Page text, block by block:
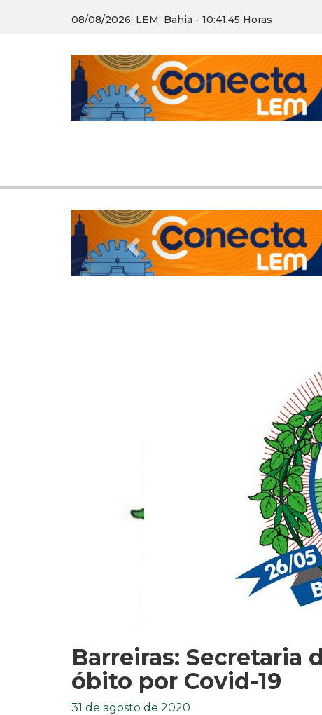
08/08/2026, LEM, Bahia - 10:41:45 Horas
Previous
Previous
Barreiras: Secretaria
óbito por Covid-19
31 de agosto de 2020